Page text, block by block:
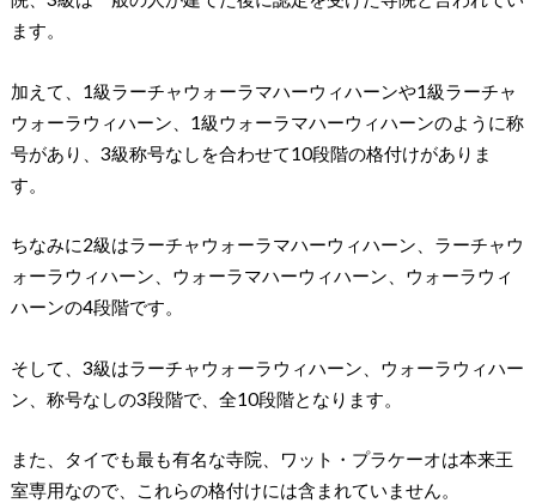
ます。
加えて、1級ラーチャウォーラマハーウィハーンや1級ラーチャ
ウォーラウィハーン、1級ウォーラマハーウィハーンのように称
号があり、3級称号なしを合わせて10段階の格付けがありま
す。
ちなみに2級はラーチャウォーラマハーウィハーン、ラーチャウ
ォーラウィハーン、ウォーラマハーウィハーン、ウォーラウィ
ハーンの4段階です。
そして、3級はラーチャウォーラウィハーン、ウォーラウィハー
ン、称号なしの3段階で、全10段階となります。
また、タイでも最も有名な寺院、ワット・プラケーオは本来王
室専用なので、これらの格付けには含まれていません。